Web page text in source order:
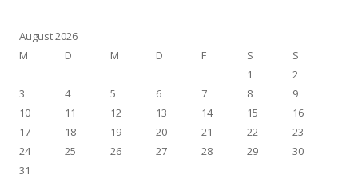
August 2026
M
D M D F S
S
1
2
3
4 5 6 7 8
9
10
11 12 13 14 15
16
17
18 19 20 21 22
23
24
25 26 27 28 29
30
31